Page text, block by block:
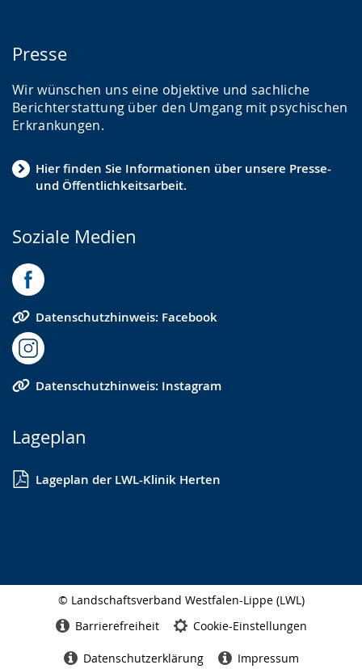
Presse
Wir wünschen uns eine objektive und sachliche
Berichterstattung über den Umgang mit psychischen
Erkrankungen.
Hier finden Sie Informationen über unsere Presse-
und Öffentlichkeitsarbeit.
Soziale Medien
Datenschutzhinweis: Facebook
Datenschutzhinweis: Instagram
Lageplan
Lageplan der LWL-Klinik Herten
© Landschaftsverband Westfalen-Lippe (LWL)
Barrierefreiheit Cookie-Einstellungen
Datenschutzerklärung Impressum